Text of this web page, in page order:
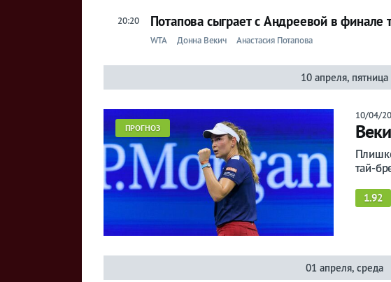
20:20 Потапова сыграет с Андреевой в финале
WTA Донна Векич Анастасия Потапова
10 апреля, пятница
ПРОГНОЗ
10/04/
тай-
1.92
01 апреля, среда